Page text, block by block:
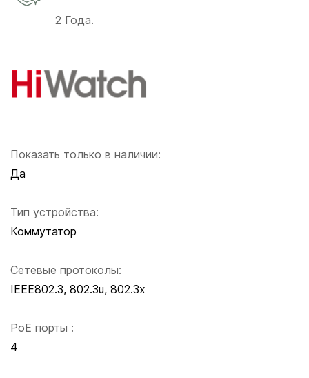
Показать только в наличии:
Да
Тип устройства:
Коммутатор
Сетевые протоколы:
IEEE802.3, 802.3u, 802.3x
PoE порты :
4
2 Года.